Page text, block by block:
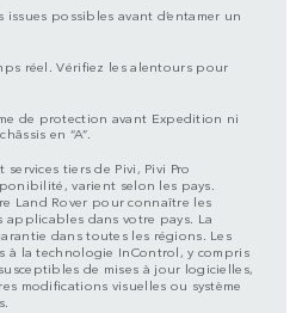
possibles avant d’entamer un
réel. Vérifiez les alentours pour
de protection avant Expedition ni
en “A”.
tiers de Pivi, Pivi Pro
varient selon les pays.
Land Rover pour connaître les
dans votre pays. La
dans toutes les régions. Les
à la technologie InControl, y compris
de mises à jour logicielles,
modifications visuelles ou système